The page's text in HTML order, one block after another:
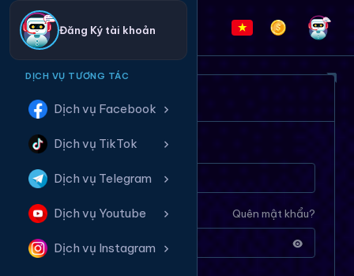
Đăng Ký tài khoản
DỊCH VỤ TƯƠNG TÁC
Dịch vụ Facebook
Dịch vụ TikTok
Dịch vụ Telegram
Dịch vụ Youtube
Dịch vụ Instagram
ĐĂNG NHẬP HỆ THỐNG
Tên tài khoản
Quên mật khẩu?
Mật khẩu